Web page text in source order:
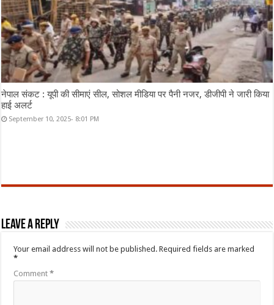
नेपाल संकट : यूपी की सीमाएं सील, सोशल मीडिया पर पैनी नजर, डीजीपी ने जारी किया
हाई अलर्ट
September 10, 2025- 8:01 PM
Leave a Reply
Your email address will not be published. Required fields are marked
*
Comment*